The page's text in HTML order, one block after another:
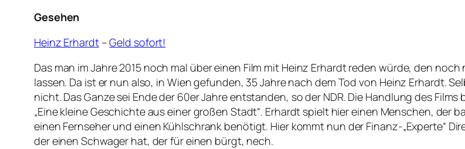
Gesehen
Heinz Erhardt–Geld sofort!
Das man im Jahre 2015 noch mal über einen Film mit Heinz Erhardt reden würde, den
lassen. Da ist er nun also, in Wien gefunden, 35 Jahre nach dem Tod von Heinz Erhardt.
nicht. Das Ganze sei Ende der 60er Jahre entstanden, so der NDR. Die Handlung des
„Eine kleine Geschichte aus einer großen Stadt“. Erhardt spielt hier einen Menschen, der
einen Fernseher und einen Kühlschrank benötigt. Hier kommt nun der Finanz-„Experte“
der einen Schwager hat, der für einen bürgt, nech.